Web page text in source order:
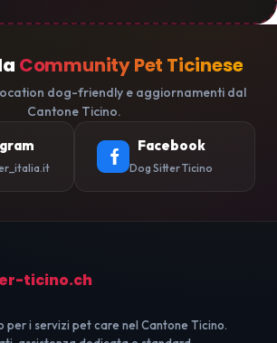
Community Pet Ticinese
dog-friendly e aggiornamenti dal
Cantone Ticino.
Facebook
Dog Sitter Ticino
ticino.ch
per i servizi pet care nel Cantone Ticino.